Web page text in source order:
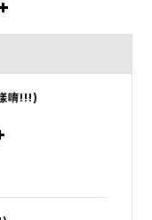
唷!!!)